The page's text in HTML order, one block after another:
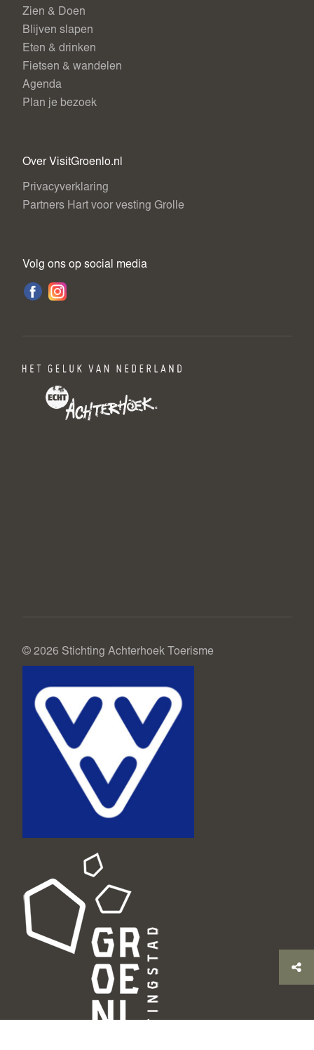
Zien & Doen
Blijven slapen
Eten & drinken
Fietsen & wandelen
Agenda
Plan je bezoek
Over VisitGroenlo.nl
Privacyverklaring
Partners Hart voor vesting Grolle
Volg ons op social media
© 2026 Stichting Achterhoek Toerisme